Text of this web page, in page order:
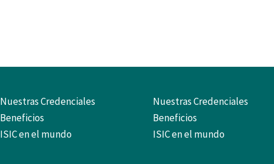
Nuestras Credenciales
Beneficios
ISIC en el mundo
Nuestras Credenciales
Beneficios
ISIC en el mundo